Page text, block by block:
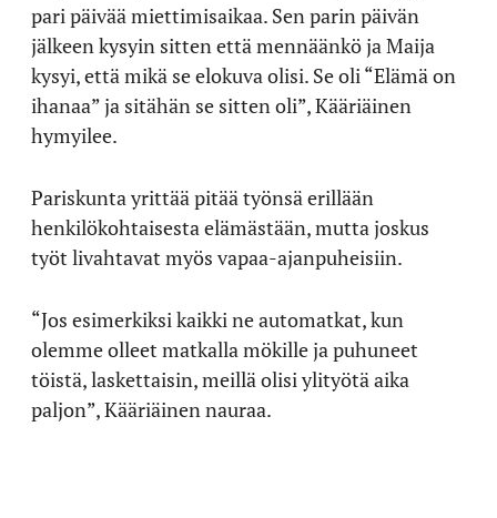
pari päivää miettimisaikaa. Sen parin päivän
jälkeen kysyin sitten että mennäänkö ja Maija
kysyi, että mikä se elokuva olisi. Se oli “Elämä on
ihanaa” ja sitähän se sitten oli”, Kääriäinen
hymyilee.
Pariskunta yrittää pitää työnsä erillään
henkilökohtaisesta elämästään, mutta joskus
työt livahtavat myös vapaa-ajanpuheisiin.
“Jos esimerkiksi kaikki ne automatkat, kun
olemme olleet matkalla mökille ja puhuneet
töistä, laskettaisin, meillä olisi ylityötä aika
paljon”, Kääriäinen nauraa.